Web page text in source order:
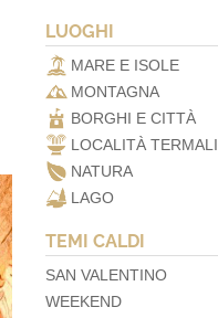
LUOGHI
MARE E ISOLE
MONTAGNA
BORGHI E CITTÀ
LOCALITÀ TERMALI
NATURA
LAGO
TEMI CALDI
SAN VALENTINO
WEEKEND